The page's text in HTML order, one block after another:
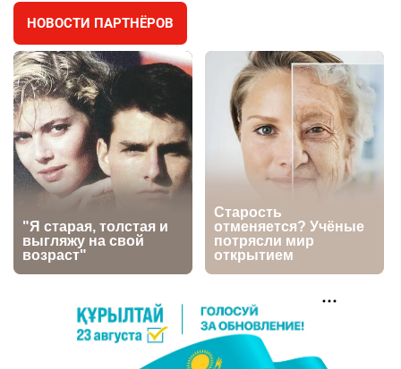
🐏 Скота больше, а мясо дороже. Почему в
Казахстане продолжают расти цены на
баранину и конину
2681
5
⚠️ Доброе утро, друзья! Предлагаем обзор
главных новостей за 4 августа
2794 0 1
6
🗣Глава государства направил телеграмму
соболезнования родным и близким Халық
қаһарманы Ивана Гапича
2773 2 42
🇫🇷 Клуб ПСЖ объявил об открытии своей
футбольной академии в Астане
2 40
НОВОСТИ ПАРТНЁРОВ